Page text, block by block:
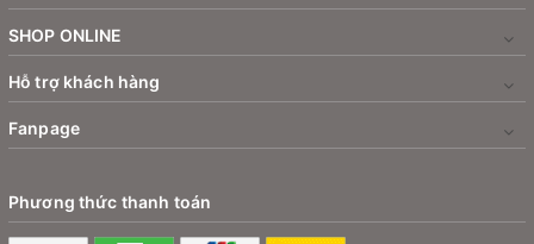
SHOP ONLINE
Hỗ trợ khách hàng
Fanpage
Phương thức thanh toán